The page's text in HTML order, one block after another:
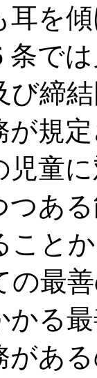
耳を
条で
び締
が規
童
つあ
こと
の最
かる
があ